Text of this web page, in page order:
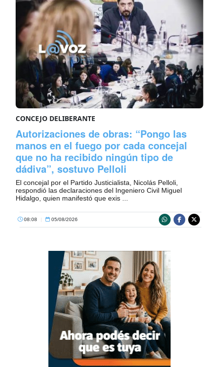
CONCEJO DELIBERANTE
Autorizaciones de obras: “Pongo las
manos en el fuego por cada concejal
que no ha recibido ningún tipo de
dádiva”, sostuvo Pelloli
El concejal por el Partido Justicialista, Nicolás Pelloli,
respondió las declaraciones del Ingeniero Civil Miguel
Hidalgo, quien manifestó que exis ...
08:08 | 05/08/2026